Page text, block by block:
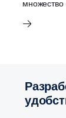
множество
Разработаны для увеличения